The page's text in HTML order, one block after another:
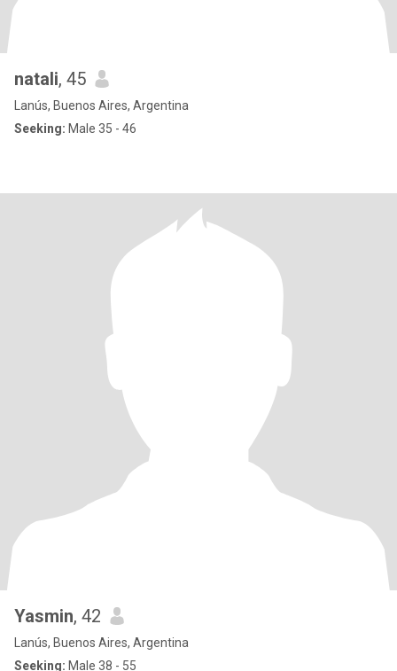
natali, 45
Lanús, Buenos Aires, Argentina
Seeking: Male 35 - 46
Yasmin, 42
Lanús, Buenos Aires, Argentina
Seeking: Male 38 - 55